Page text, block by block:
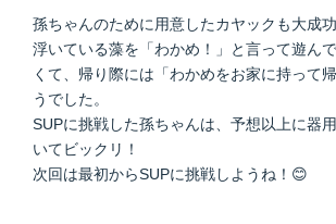
孫ちゃんのために用意したカヤックも大成功
浮いている藻を「わかめ！」と言って遊ん
くて、帰り際には「わかめをお家に持って
うでした。
SUPに挑戦した孫ちゃんは、予想以上に器
いてビックリ！
次回は最初からSUPに挑戦しようね！😊